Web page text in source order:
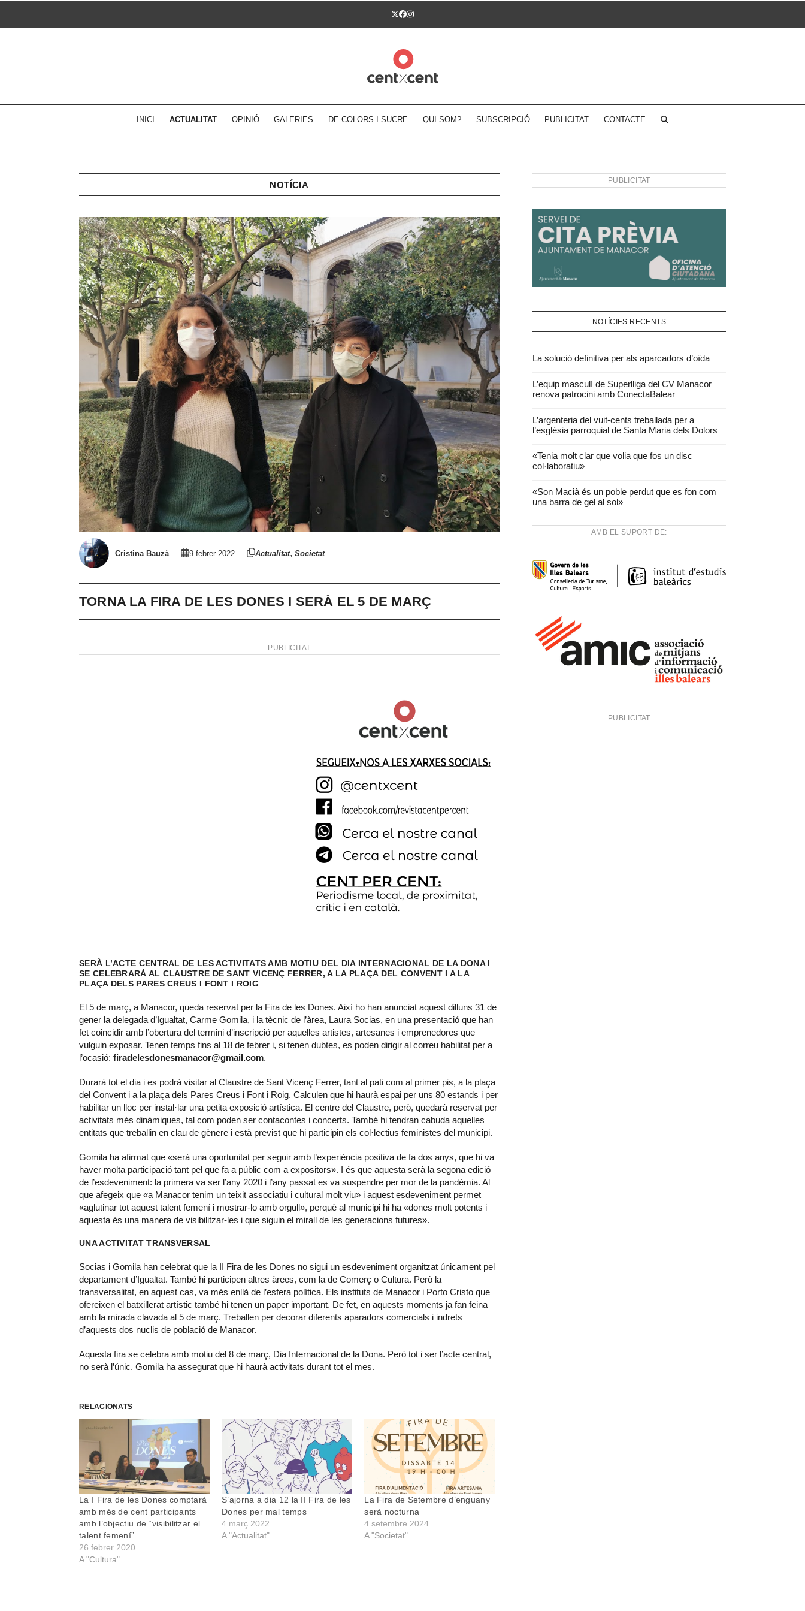
Twitter
Facebook
Instagram
INICI ACTUALITAT OPINIÓ GALERIES DE COLORS I SUCRE QUI SOM? SUBSCRIPCIÓ PUBLICITAT CONTACTE
NOTÍCIA
Cristina Bauzà 9 febrer 2022 Actualitat, Societat
TORNA LA FIRA DE LES DONES I SERÀ EL 5 DE MARÇ
PUBLICITAT
SERÀ L’ACTE CENTRAL DE LES ACTIVITATS AMB MOTIU DEL DIA INTERNACIONAL DE LA DONA I
SE CELEBRARÀ AL CLAUSTRE DE SANT VICENÇ FERRER, A LA PLAÇA DEL CONVENT I A LA
PLAÇA DELS PARES CREUS I FONT I ROIG
El 5 de març, a Manacor, queda reservat per la Fira de les Dones. Així ho han anunciat aquest dilluns 31 de
gener la delegada d’Igualtat, Carme Gomila, i la tècnic de l’àrea, Laura Socias, en una presentació que han
fet coincidir amb l’obertura del termini d’inscripció per aquelles artistes, artesanes i emprenedores que
vulguin exposar. Tenen temps fins al 18 de febrer i, si tenen dubtes, es poden dirigir al correu habilitat per a
l’ocasió: firadelesdonesmanacor@gmail.com.
Durarà tot el dia i es podrà visitar al Claustre de Sant Vicenç Ferrer, tant al pati com al primer pis, a la plaça
del Convent i a la plaça dels Pares Creus i Font i Roig. Calculen que hi haurà espai per uns 80 estands i per
habilitar un lloc per instal·lar una petita exposició artística. El centre del Claustre, però, quedarà reservat per
activitats més dinàmiques, tal com poden ser contacontes i concerts. També hi tendran cabuda aquelles
entitats que treballin en clau de gènere i està previst que hi participin els col·lectius feministes del municipi.
Gomila ha afirmat que «serà una oportunitat per seguir amb l’experiència positiva de fa dos anys, que hi va
haver molta participació tant pel que fa a públic com a expositors». I és que aquesta serà la segona edició
de l’esdeveniment: la primera va ser l’any 2020 i l’any passat es va suspendre per mor de la pandèmia. Al
que afegeix que «a Manacor tenim un teixit associatiu i cultural molt viu» i aquest esdeveniment permet
«aglutinar tot aquest talent femení i mostrar-lo amb orgull», perquè al municipi hi ha «dones molt potents i
aquesta és una manera de visibilitzar-les i que siguin el mirall de les generacions futures».
UNA ACTIVITAT TRANSVERSAL
Socias i Gomila han celebrat que la II Fira de les Dones no sigui un esdeveniment organitzat únicament pel
departament d’Igualtat. També hi participen altres àrees, com la de Comerç o Cultura. Però la
transversalitat, en aquest cas, va més enllà de l’esfera política. Els instituts de Manacor i Porto Cristo que
ofereixen el batxillerat artístic també hi tenen un paper important. De fet, en aquests moments ja fan feina
amb la mirada clavada al 5 de març. Treballen per decorar diferents aparadors comercials i indrets
d’aquests dos nuclis de població de Manacor.
Aquesta fira se celebra amb motiu del 8 de març, Dia Internacional de la Dona. Però tot i ser l’acte central,
no serà l’únic. Gomila ha assegurat que hi haurà activitats durant tot el mes.
RELACIONATS
La I Fira de les Dones comptarà
amb més de cent participants
amb l’objectiu de “visibilitzar el
talent femení”
26 febrer 2020
A "Cultura"
S’ajorna a dia 12 la II Fira de les
Dones per mal temps
4 març 2022
A "Actualitat"
La Fira de Setembre d’enguany
serà nocturna
4 setembre 2024
A "Societat"
PUBLICITAT
NOTÍCIES RECENTS
La solució definitiva per als aparcadors d’oïda
L’equip masculí de Superlliga del CV Manacor
renova patrocini amb ConectaBalear
L’argenteria del vuit-cents treballada per a
l’església parroquial de Santa Maria dels Dolors
«Tenia molt clar que volia que fos un disc
col·laboratiu»
«Son Macià és un poble perdut que es fon com
una barra de gel al sol»
AMB EL SUPORT DE:
PUBLICITAT